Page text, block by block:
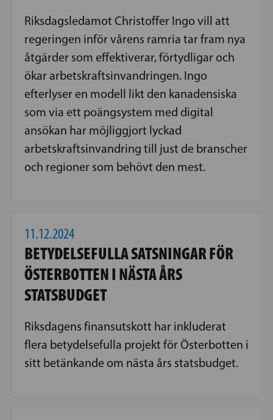
Riksdagsledamot Christoffer Ingo vill att
regeringen inför vårens ramria tar fram nya
åtgärder som effektiverar, förtydligar och
ökar arbetskraftsinvandringen. Ingo
efterlyser en modell likt den kanadensiska
som via ett poängsystem med digital
ansökan har möjliggjort lyckad
arbetskraftsinvandring till just de branscher
och regioner som behövt den mest.
11.12.2024
BETYDELSEFULLA SATSNINGAR FÖR
ÖSTERBOTTEN I NÄSTA ÅRS
STATSBUDGET
Riksdagens finansutskott har inkluderat
flera betydelsefulla projekt för Österbotten i
sitt betänkande om nästa års statsbudget.